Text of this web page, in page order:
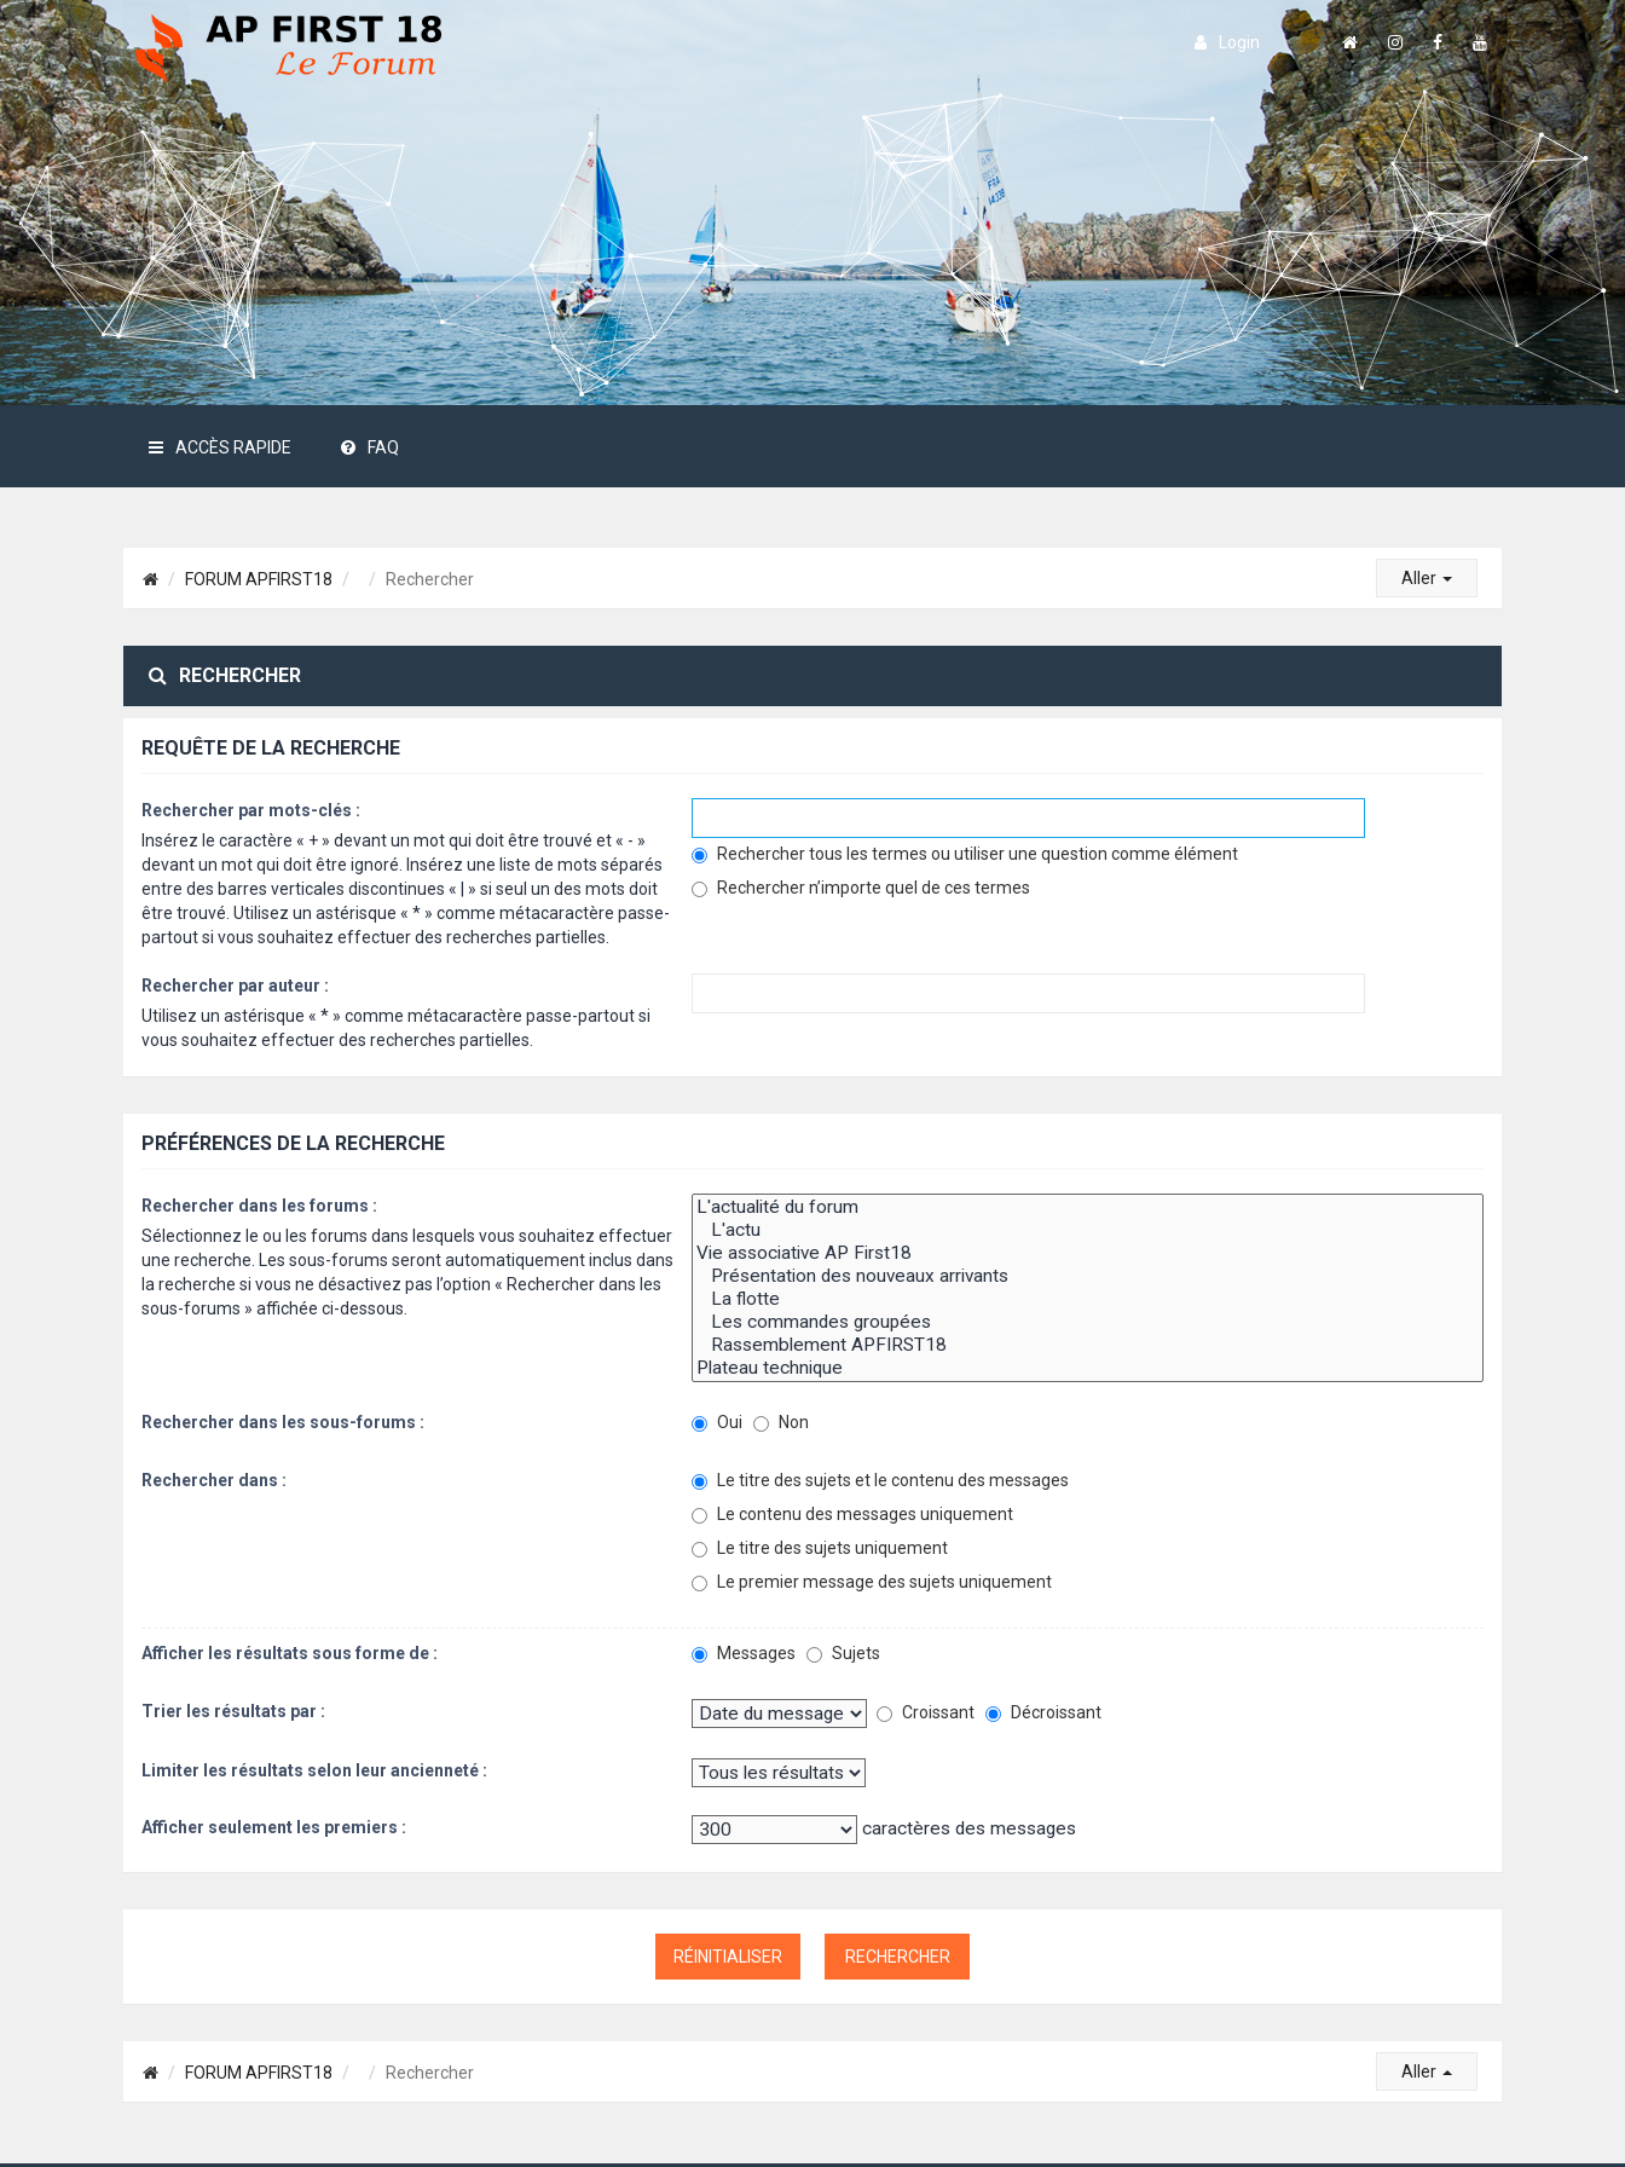
Login
ACCÈS RAPIDE FAQ
FORUM APFIRST18 Rechercher Aller
RECHERCHER
REQUÊTE DE LA RECHERCHE
Rechercher par mots-clés :
Insérez le caractère « + » devant un mot qui doit être trouvé et « - »
devant un mot qui doit être ignoré. Insérez une liste de mots séparés
entre des barres verticales discontinues « | » si seul un des mots doit
être trouvé. Utilisez un astérisque « * » comme métacaractère passe-
partout si vous souhaitez effectuer des recherches partielles.
Rechercher tous les termes ou utiliser une question comme élément
Rechercher n’importe quel de ces termes
Rechercher par auteur :
Utilisez un astérisque « * » comme métacaractère passe-partout si
vous souhaitez effectuer des recherches partielles.
PRÉFÉRENCES DE LA RECHERCHE
Rechercher dans les forums :
Sélectionnez le ou les forums dans lesquels vous souhaitez effectuer
une recherche. Les sous-forums seront automatiquement inclus dans
la recherche si vous ne désactivez pas l’option « Rechercher dans les
sous-forums » affichée ci-dessous.
Rechercher dans les sous-forums : Oui Non
Rechercher dans :
Le titre des sujets et le contenu des messages
Le contenu des messages uniquement
Le titre des sujets uniquement
Le premier message des sujets uniquement
Afficher les résultats sous forme de : Messages Sujets
Trier les résultats par : Croissant Décroissant
Limiter les résultats selon leur ancienneté :
Afficher seulement les premiers : caractères des messages
FORUM APFIRST18 Rechercher Aller